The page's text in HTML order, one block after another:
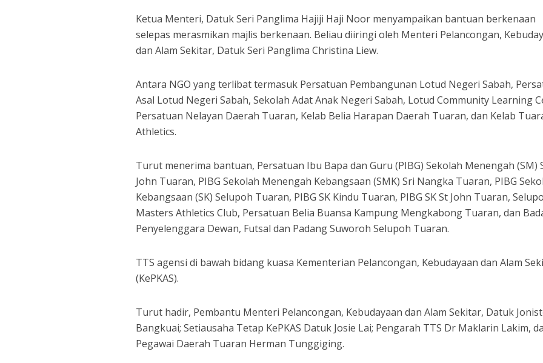
Ketua Menteri, Datuk Seri Panglima Hajiji Haji Noor menyampaikan bantuan berkenaan
selepas merasmikan majlis berkenaan. Beliau diiringi oleh Menteri Pelancongan,
dan Alam Sekitar, Datuk Seri Panglima Christina Liew.
Antara NGO yang terlibat termasuk Persatuan Pembangunan Lotud Negeri Sabah,
Asal Lotud Negeri Sabah, Sekolah Adat Anak Negeri Sabah, Lotud Community Learning
Persatuan Nelayan Daerah Tuaran, Kelab Belia Harapan Daerah Tuaran, dan Kelab
Athletics.
Turut menerima bantuan, Persatuan Ibu Bapa dan Guru (PIBG) Sekolah Menengah (SM)
John Tuaran, PIBG Sekolah Menengah Kebangsaan (SMK) Sri Nangka Tuaran, PIBG
Kebangsaan (SK) Selupoh Tuaran, PIBG SK Kindu Tuaran, PIBG SK St John Tuaran,
Masters Athletics Club, Persatuan Belia Buansa Kampung Mengkabong Tuaran, dan
Penyelenggara Dewan, Futsal dan Padang Suworoh Selupoh Tuaran.
TTS agensi di bawah bidang kuasa Kementerian Pelancongan, Kebudayaan dan Alam
(KePKAS).
Turut hadir, Pembantu Menteri Pelancongan, Kebudayaan dan Alam Sekitar, Datuk
Bangkuai; Setiausaha Tetap KePKAS Datuk Josie Lai; Pengarah TTS Dr Maklarin Lakim,
Pegawai Daerah Tuaran Herman Tunggiging.